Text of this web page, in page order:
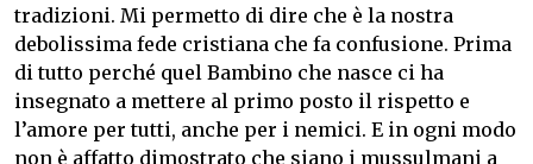
tradizioni. Mi permetto di dire che è la nostra
debolissima fede cristiana che fa confusione. Prima
di tutto perché quel Bambino che nasce ci ha
insegnato a mettere al primo posto il rispetto e
l’amore per tutti, anche per i nemici. E in ogni modo
non è affatto dimostrato che siano i mussulmani a